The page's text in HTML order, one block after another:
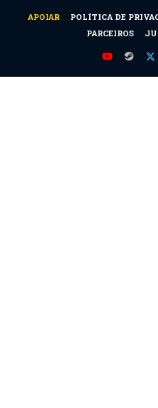
APOIAR POLÍTICA DE
PARCEIROS